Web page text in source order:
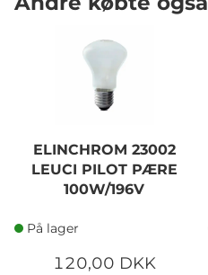
ELINCHROM 23002
LEUCI PILOT PÆRE
100W/196V
På lager
120,00 DKK